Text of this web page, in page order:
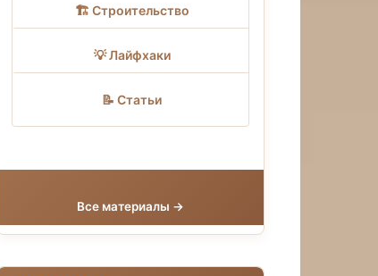
🏗 Строительство
💡 Лайфхаки
📝 Статьи
Все материалы →